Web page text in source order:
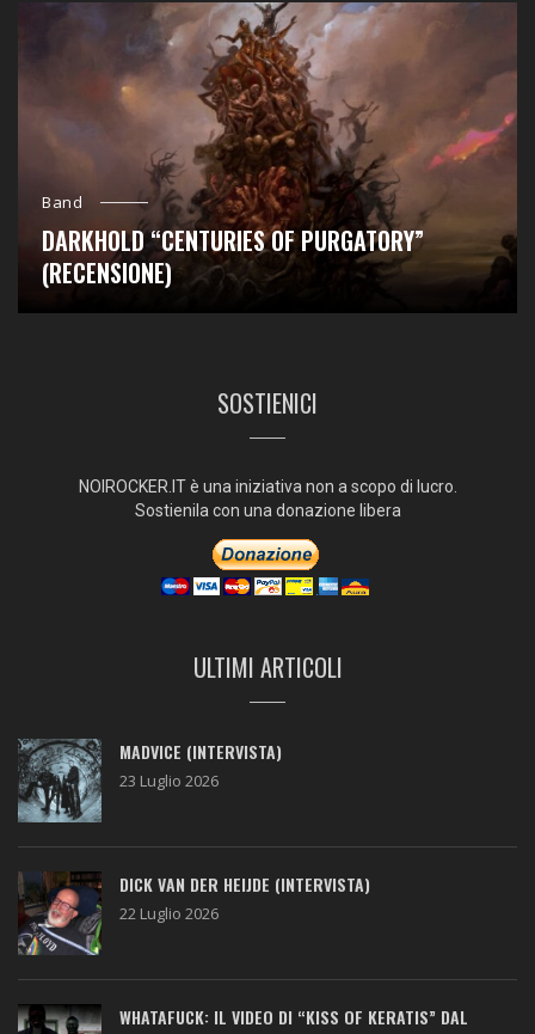
Band
DARKHOLD “CENTURIES OF PURGATORY”
(RECENSIONE)
SOSTIENICI
NOIROCKER.IT è una iniziativa non a scopo di lucro.
Sostienila con una donazione libera
ULTIMI ARTICOLI
MADVICE (INTERVISTA)
23 Luglio 2026
DICK VAN DER HEIJDE (INTERVISTA)
22 Luglio 2026
WHATAFUCK: IL VIDEO DI “KISS OF KERATIS” DAL